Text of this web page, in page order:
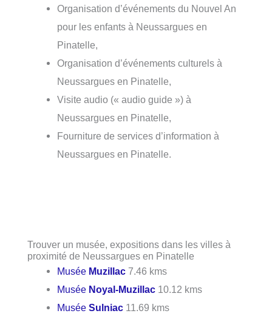
Organisation d’événements du Nouvel An
pour les enfants à Neussargues en
Pinatelle,
Organisation d’événements culturels à
Neussargues en Pinatelle,
Visite audio (« audio guide ») à
Neussargues en Pinatelle,
Fourniture de services d’information à
Neussargues en Pinatelle.
Trouver un musée, expositions dans les villes à
proximité de Neussargues en Pinatelle
Musée Muzillac 7.46 kms
Musée Noyal-Muzillac 10.12 kms
MuséeSulniac 11.69 kms